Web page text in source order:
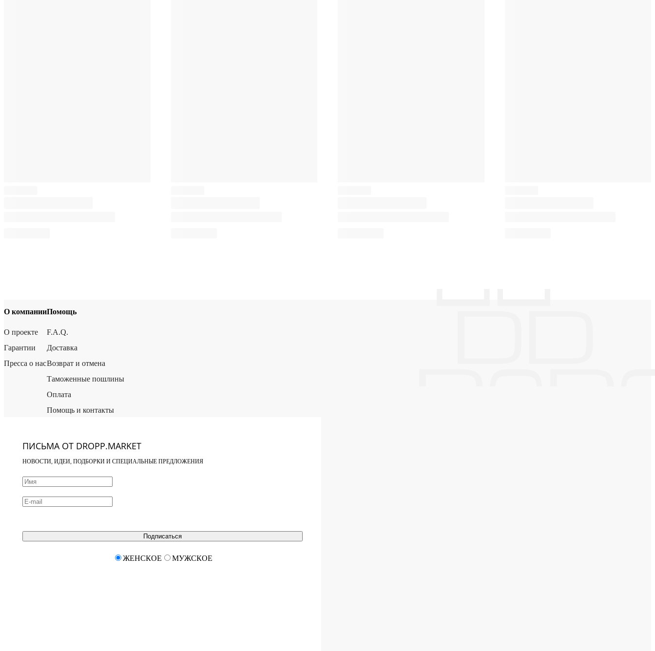
О компании
О проекте
Гарантии
Пресса о нас
Помощь
F.A.Q.
Доставка
Возврат и отмена
Таможенные пошлины
Оплата
Помощь и контакты
ПИСЬМА ОТ DROPP.MARKET
НОВОСТИ, ИДЕИ, ПОДБОРКИ И СПЕЦИАЛЬНЫЕ ПРЕДЛОЖЕНИЯ
Подписаться
ЖЕНСКОЕ МУЖСКОЕ